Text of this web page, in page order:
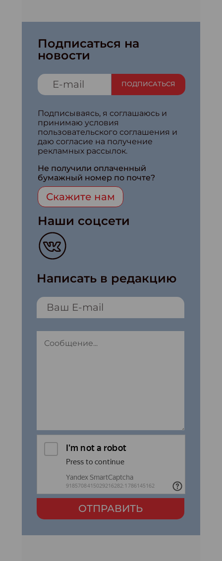
Подписаться на
новости
ПОДПИСАТЬСЯ
Подписываясь, я соглашаюсь и
принимаю условия
пользовательского соглашения и
даю согласие на получение
рекламных рассылок.
Не получили оплаченный
бумажный номер по почте?
Скажите нам
Наши соцсети
Написать в редакцию
ОТПРАВИТЬ